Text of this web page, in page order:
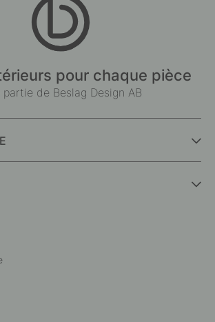
pour chaque pièce
partie de Beslag Design AB